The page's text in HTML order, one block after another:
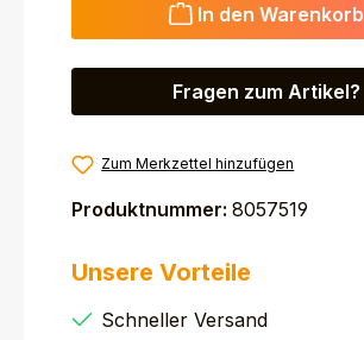
In den Warenkorb
Fragen zum Artikel?
Zum Merkzettel hinzufügen
Produktnummer: 8057519
Unsere Vorteile
Schneller Versand